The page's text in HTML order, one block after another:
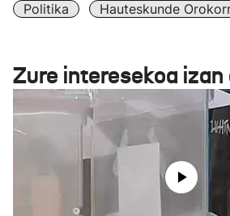
Politika Hauteskunde
Zure interesekoa izan